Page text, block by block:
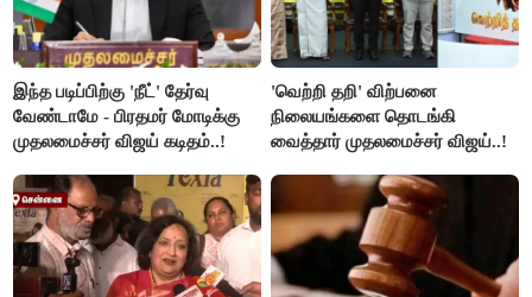
இந்த படிப்பிற்கு 'நீட்' தேர்வு
வேண்டாமே - பிரதமர் மோடிக்கு
முதலமைச்சர் விஜய் கடிதம்..!
'வெற்றி தறி' விற்பனை
நிலையங்களை தொடங்கி
வைத்தார் முதலமைச்சர் விஜய்..!